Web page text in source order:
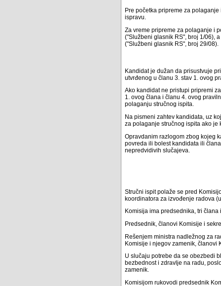
Pre početka pripreme za
ispravu.
Za vreme pripreme za polaganje i
("Službeni glasnik RS", broj 1/06),
("Službeni glasnik RS", broj 29/08).
Kandidat je dužan da prisustvuje
utvrđenog u članu 3. stav 1. ovog
Ako kandidat ne pristupi pripremi
1. ovog člana i članu 4. ovog
polaganju stručnog ispita.
Na pismeni zahtev kandidata, uz
za polaganje stručnog ispita ako
Opravdanim razlogom zbog kojeg
povreda ili bolest kandidata ili
nepredvidivih slučajeva.
Stručni ispit polaže se pred
koordinatora za izvođenje radova
Komisija ima predsednika, tri člana
Predsednik, članovi Komisije i
Rešenjem ministra nadležnog za
Komisije i njegov zamenik, članovi
U slučaju potrebe da se obezbedi
bezbednost i zdravlje na radu,
zamenik.
Komisijom rukovodi predsednik